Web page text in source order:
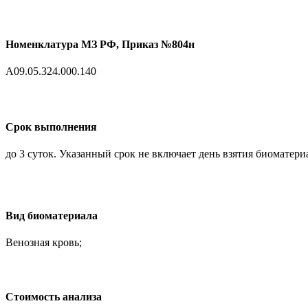
Номенклатура МЗ РФ, Приказ №804н
A09.05.324.000.140
Срок выполнения
до 3 суток. Указанный срок не включает день взятия
Вид биоматериала
Венозная кровь;
Cтоимость анализа